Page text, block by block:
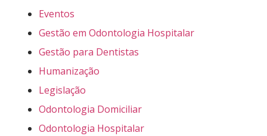
Eventos
Gestão em Odontologia Hospitalar
Gestão para Dentistas
Humanização
Legislação
Odontologia Domiciliar
Odontologia Hospitalar